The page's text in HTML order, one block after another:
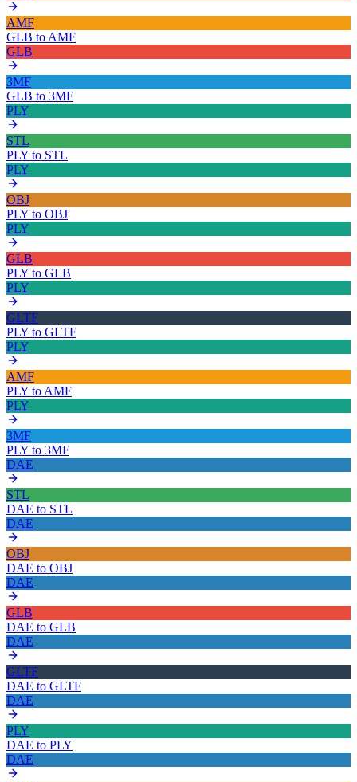
AMF
GLB to AMF
GLB
3MF
GLB to 3MF
PLY
STL
PLY to STL
PLY
OBJ
PLY to OBJ
PLY
GLB
PLY to GLB
PLY
GLTF
PLY to GLTF
PLY
AMF
PLY to AMF
PLY
3MF
PLY to 3MF
DAE
STL
DAE to STL
DAE
OBJ
DAE to OBJ
DAE
GLB
DAE to GLB
DAE
GLTF
DAE to GLTF
DAE
PLY
DAE to PLY
DAE